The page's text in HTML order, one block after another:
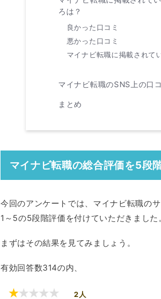
ろは？
良かった口コミ
悪かった口コミ
マイナビ転職に掲載されて
マイナビ転職のSNS上の口
まとめ
マイナビ転職の総合評価を5段
今回のアンケートでは、マイナビ転職の
1～5の5段階評価を付けていただきました
まずはその結果を見てみましょう。
有効回答数314の内、
2人